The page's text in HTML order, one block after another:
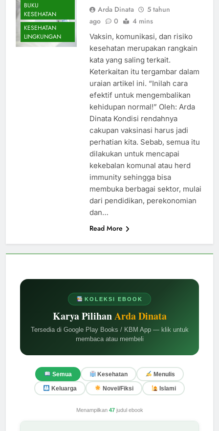
KOLEKSI EBOOK
Karya PilihanArda Dinata
Tersedia di Google Play Books / KBM App — klik untuk
membaca atau membeli
Semua Kesehatan Menulis
Keluarga Novel/Fiksi Islami
Menampilkan 47judul ebook
BUKU
KESEHATAN
KESEHATAN
LINGKUNGAN
Arda Dinata
5 tahun
ago
0 4 mins
Vaksin, komunikasi, dan risiko
kesehatan merupakan rangkain
kata yang saling terkait.
Keterkaitan itu tergambar dalam
uraian artikel ini. “Inilah cara
efektif untuk mengembalikan
kehidupan normal!” Oleh: Arda
Dinata Kondisi rendahnya
cakupan vaksinasi harus jadi
perhatian kita. Sebab, semua itu
dilakukan untuk mencapai
kekebalan komunal atau herd
immunity sehingga bisa
membuka berbagai sektor, mulai
dari pendidikan, perekonomian
dan…
Read More